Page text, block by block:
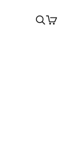
OpenOpen